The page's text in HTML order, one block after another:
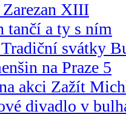
XIII
tančí a ty s ním
svátky
na Praze 5
akci Zažít
divadlo v